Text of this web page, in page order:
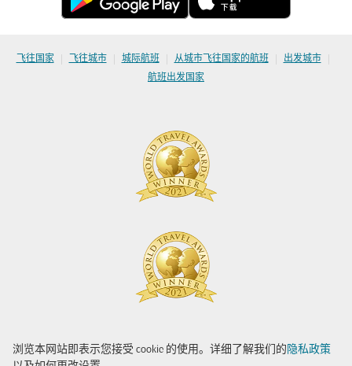
浏览本网站即表示您接受 cookie 的使用。详细了解我们的 隐私政策
飞往国家 | 飞往城市 | 城际航班 | 从城市飞往国家的航班 | 出发城市 |
航班出发国家